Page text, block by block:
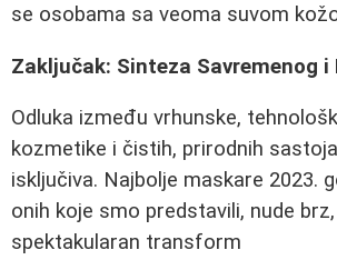
se osobama sa veoma suvom
Zaključak: Sinteza Savremenog i
Odluka između vrhunske,
kozmetike i čistih, prirodnih
isključiva. Najbolje maskare 2023.
onih koje smo predstavili, nude
spektakularan transform